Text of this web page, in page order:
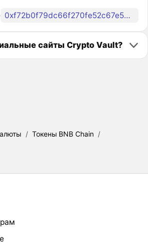
0xf72b0f79dc66f270fe52c67e56e12872f86cae2d
сайты Crypto Vault?
/ Токены BNB Chain /